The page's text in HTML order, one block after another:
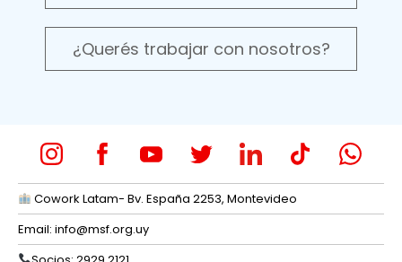
¿Querés trabajar con nosotros?
Cowork Latam- Bv. España 2253, Montevideo
Email: info@msf.org.uy